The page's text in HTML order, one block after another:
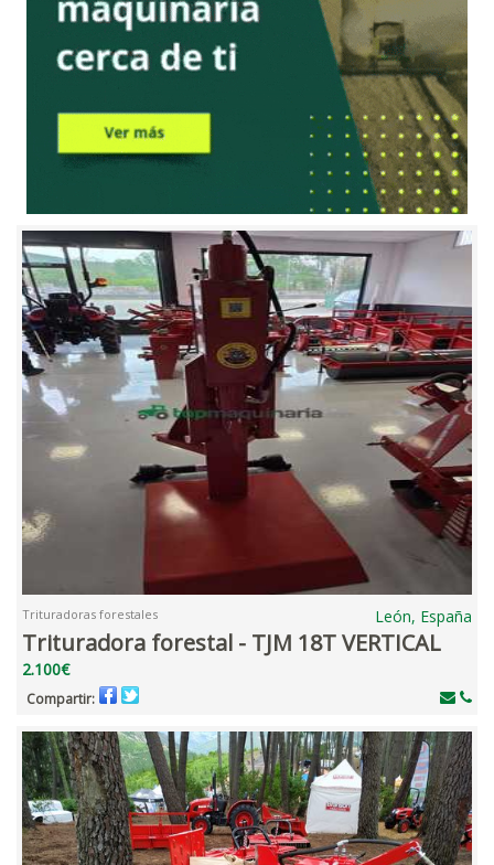
Trituradoras forestales León, España
Trituradora forestal - TJM 18T VERTICAL
2.100€
Compartir: